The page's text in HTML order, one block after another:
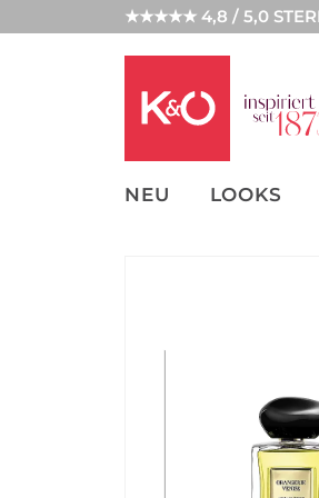
★★★★★ 4,8 / 5,0
NEU LOOKS
NEW IN
WEDDING